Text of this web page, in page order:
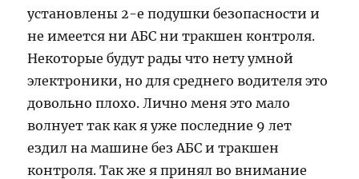
установлены 2-е подушки безопасности и
не имеется ни АБС ни тракшен контроля.
Некоторые будут рады что нету умной
электроники, но для среднего водителя это
довольно плохо. Лично меня это мало
волнует так как я уже последние 9 лет
ездил на машине без АБС и тракшен
контроля. Так же я принял во внимание